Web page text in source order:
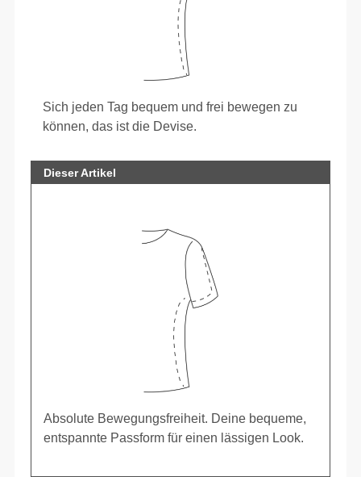
Sich jeden Tag bequem und frei bewegen zu
können, das ist die Devise.
Dieser Artikel
Absolute Bewegungsfreiheit. Deine bequeme,
entspannte Passform für einen lässigen Look.